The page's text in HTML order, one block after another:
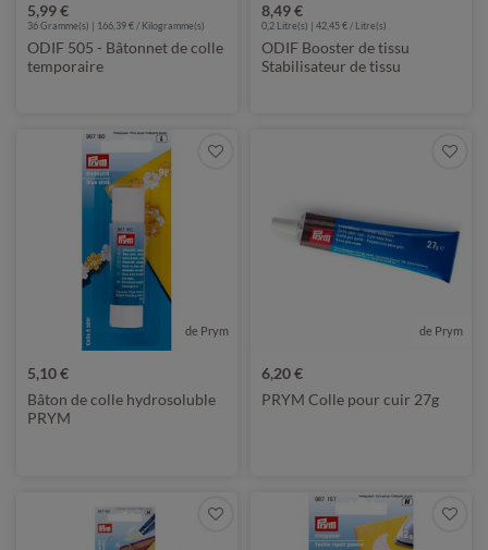
5,99 €
36 Gramme(s) | 166,39 € / Kilogramme(s)
ODIF 505 - Bâtonnet de colle
temporaire
8,49 €
0,2 Litre(s) | 42,45 € / Litre(s)
ODIF Booster de tissu
Stabilisateur de tissu
de Prym
5,10 €
Bâton de colle hydrosoluble
PRYM
de Prym
6,20 €
PRYM Colle pour cuir 27g